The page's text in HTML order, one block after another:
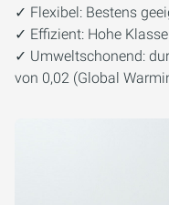
✓ Flexibel: Bestens
✓ Effizient: Hohe
✓ Umweltschonend:
von 0,02 (Global